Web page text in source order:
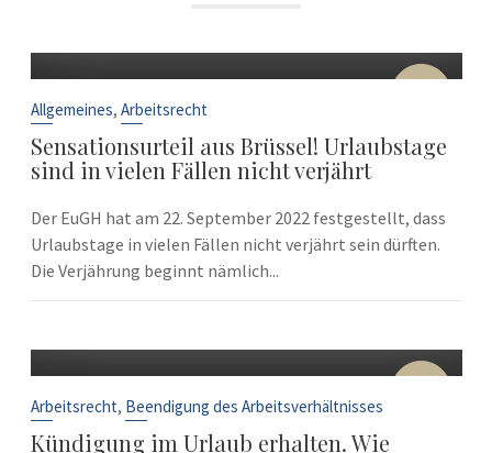
22
Allgemeines, Arbeitsrecht
Sensationsurteil aus Brüssel! Urlaubstage
sind in vielen Fällen nicht verjährt
Der EuGH hat am 22. September 2022 festgestellt, dass
Urlaubstage in vielen Fällen nicht verjährt sein dürften.
Die Verjährung beginnt nämlich...
10
Arbeitsrecht, Beendigung des Arbeitsverhältnisses
Kündigung im Urlaub erhalten. Wie